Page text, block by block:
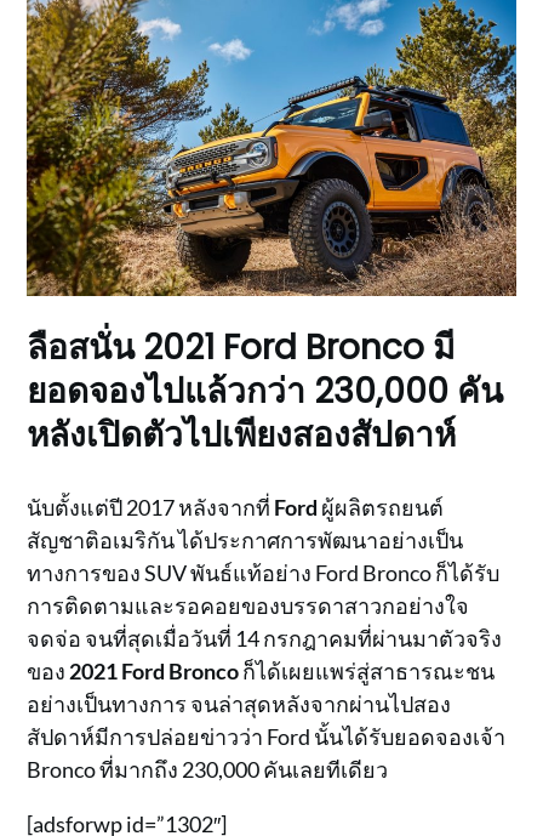
ลือสนั่น 2021 Ford Bronco มี
ยอดจองไปแล้วกว่า 230,000 คัน
หลังเปิดตัวไปเพียงสองสัปดาห์
นับตั้งแต่ปี 2017 หลังจากที่ Ford ผู้ผลิตรถยนต์
สัญชาติอเมริกัน ได้ประกาศการพัฒนาอย่างเป็น
ทางการของ SUV พันธ์แท้อย่าง Ford Bronco ก็ได้รับ
การติดตามและรอคอยของบรรดาสาวกอย่างใจ
จดจ่อ จนที่สุดเมื่อวันที่ 14 กรกฎาคมที่ผ่านมาตัวจริง
ของ 2021 Ford Broncoก็ได้เผยแพร่สู่สาธารณะชน
อย่างเป็นทางการ จนล่าสุดหลังจากผ่านไปสอง
สัปดาห์มีการปล่อยข่าวว่า Ford นั้นได้รับยอดจองเจ้า
Bronco ที่มากถึง 230,000 คันเลยทีเดียว
[adsforwp id=”1302″]